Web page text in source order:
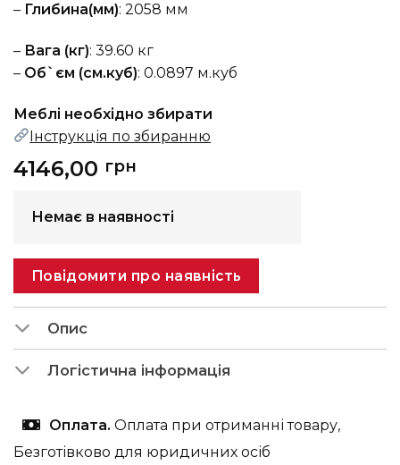
– Глибина(мм): 2058 мм
– Вага (кг): 39.60 кг
– Об`єм (см.куб): 0.0897 м.куб
Меблі необхідно збирати
Інструкція по збиранню
4146,00 грн
Немає в наявності
Повідомити про наявність
Опис
Логістична інформація
Оплата. Оплата при отриманні товару,
Безготівково для юридичних осіб